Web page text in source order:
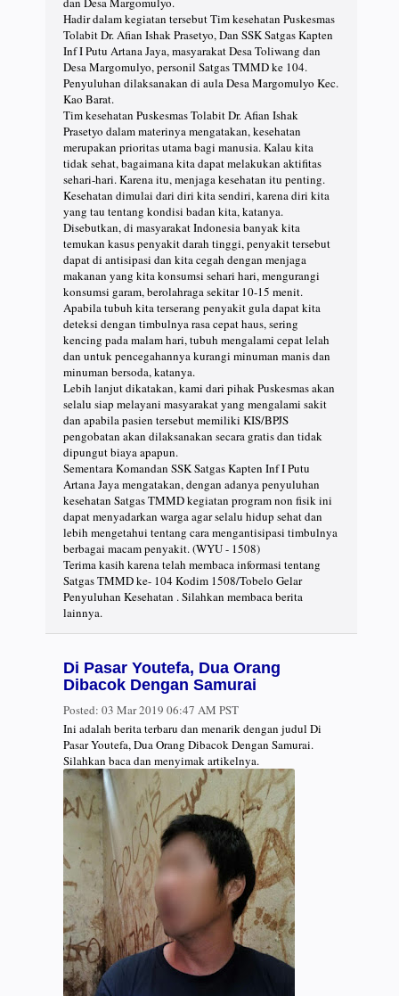
Hadir dalam kegiatan tersebut Tim kesehatan Puskesmas
Tolabit Dr. Afian Ishak Prasetyo, Dan SSK Satgas Kapten
Inf I Putu Artana Jaya, masyarakat Desa Toliwang dan
Desa Margomulyo, personil Satgas TMMD ke 104.
Penyuluhan dilaksanakan di aula Desa Margomulyo Kec.
Kao Barat.
Tim kesehatan Puskesmas Tolabit Dr. Afian Ishak
Prasetyo dalam materinya mengatakan, kesehatan
merupakan prioritas utama bagi manusia. Kalau kita
tidak sehat, bagaimana kita dapat melakukan aktifitas
sehari-hari. Karena itu, menjaga kesehatan itu penting.
Kesehatan dimulai dari diri kita sendiri, karena diri kita
yang tau tentang kondisi badan kita, katanya.
Disebutkan, di masyarakat Indonesia banyak kita
temukan kasus penyakit darah tinggi, penyakit tersebut
dapat di antisipasi dan kita cegah dengan menjaga
makanan yang kita konsumsi sehari hari, mengurangi
konsumsi garam, berolahraga sekitar 10-15 menit.
Apabila tubuh kita terserang penyakit gula dapat kita
deteksi dengan timbulnya rasa cepat haus, sering
kencing pada malam hari, tubuh mengalami cepat lelah
dan untuk pencegahannya kurangi minuman manis dan
minuman bersoda, katanya.
Lebih lanjut dikatakan, kami dari pihak Puskesmas akan
selalu siap melayani masyarakat yang mengalami sakit
dan apabila pasien tersebut memiliki KIS/BPJS
pengobatan akan dilaksanakan secara gratis dan tidak
dipungut biaya apapun.
Sementara Komandan SSK Satgas Kapten Inf I Putu
Artana Jaya mengatakan, dengan adanya penyuluhan
kesehatan Satgas TMMD kegiatan program non fisik ini
dapat menyadarkan warga agar selalu hidup sehat dan
lebih mengetahui tentang cara mengantisipasi timbulnya
berbagai macam penyakit. (WYU - 1508)
Terima kasih karena telah membaca informasi tentang
Satgas TMMD ke- 104 Kodim 1508/Tobelo Gelar
Penyuluhan Kesehatan . Silahkan membaca berita
lainnya.
Di Pasar Youtefa, Dua Orang
Dibacok Dengan Samurai
Posted: 03 Mar 2019 06:47 AM PST
Ini adalah berita terbaru dan menarik dengan judul Di
Pasar Youtefa, Dua Orang Dibacok Dengan Samurai.
Silahkan baca dan menyimak artikelnya.